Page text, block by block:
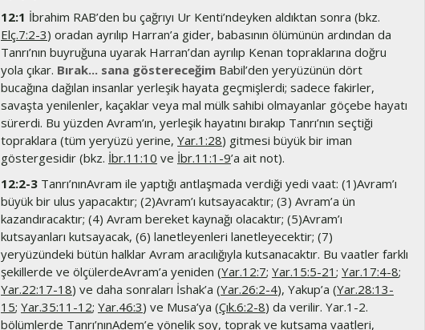
12:1 İbrahim RAB’den bu çağrıyı Ur Kenti’ndeyken aldıktan sonra (bkz.
Elç.7:2-3) oradan ayrılıp Harran’a gider, babasının ölümünün ardından da
Tanrı’nın buyruğuna uyarak Harran’dan ayrılıp Kenan topraklarına doğru
yola çıkar. Bırak... sana göstereceğim Babil’den yeryüzünün dört
bucağına dağılan insanlar yerleşik hayata geçmişlerdi; sadece fakirler,
savaşta yenilenler, kaçaklar veya mal mülk sahibi olmayanlar göçebe hayatı
sürerdi. Bu yüzden Avram’ın, yerleşik hayatını bırakıp Tanrı’nın seçtiği
topraklara (tüm yeryüzü yerine, Yar.1:28) gitmesi büyük bir iman
göstergesidir (bkz. İbr.11:10 ve İbr.11:1-9’a ait not).
12:2-3 Tanrı’nınAvram ile yaptığı antlaşmada verdiği yedi vaat: (1)Avram’ı
büyük bir ulus yapacaktır; (2)Avram’ı kutsayacaktır; (3) Avram’a ün
kazandıracaktır; (4) Avram bereket kaynağı olacaktır; (5)Avram’ı
kutsayanları kutsayacak, (6) lanetleyenleri lanetleyecektir; (7)
yeryüzündeki bütün halklar Avram aracılığıyla kutsanacaktır. Bu vaatler farklı
şekillerde ve ölçülerdeAvram’a yeniden (Yar.12:7; Yar.15:5-21 ; Yar.17:4-8;
Yar.22:17-18) ve daha sonraları İshak’a (Yar.26:2-4), Yakup’a (Yar.28:13-
15; Yar.35:11-12; Yar.46:3) ve Musa’ya (Çık.6:2-8) da verilir. Yar.1-2.
bölümlerde Tanrı’nınAdem’e yönelik soy, toprak ve kutsama vaatleri,